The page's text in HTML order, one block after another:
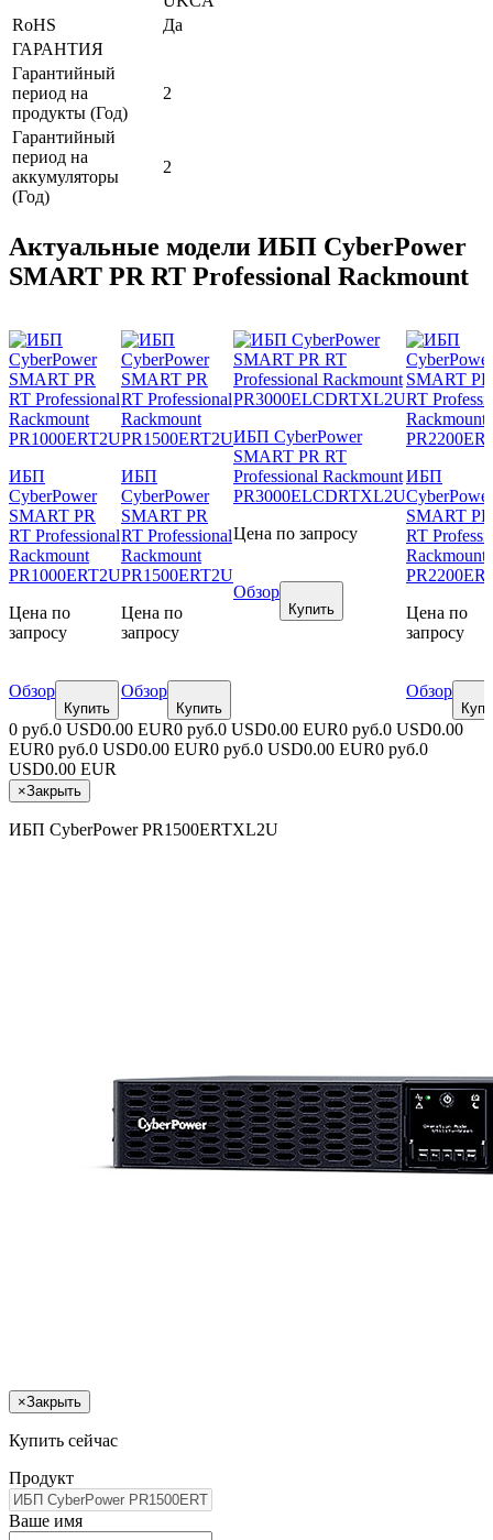
RoHS
Да
ГАРАНТИЯ
Гарантийный
период на
продукты (Год)
2
Гарантийный
период на
аккумуляторы
(Год)
2
Актуальные модели ИБП CyberPower
SMART PR RT Professional Rackmount
ИБП
CyberPower
SMART PR
RT Professional
Rackmount
PR1000ERT2U
Цена по
запросу
Обзор
Купить
ИБП
CyberPower
SMART PR
RT Professional
Rackmount
PR1500ERT2U
Цена по
запросу
Обзор
Купить
ИБП CyberPower
SMART PR RT
Professional Rackmount
PR3000ELCDRTXL2U
Цена по запросу
Обзор
Купить
ИБП
CyberPower
SMART PR
RT
Rackmount
Цена по
запросу
Обзор
0 руб.0 USD0.00 EUR0 руб.0 USD0.00 EUR0 руб.0 USD0.00
EUR0 руб.0 USD0.00 EUR0 руб.0 USD0.00 EUR0 руб.0
USD0.00 EUR
×Закрыть
ИБП CyberPower PR1500ERTXL2U
×Закрыть
Купить сейчас
Продукт
Ваше имя